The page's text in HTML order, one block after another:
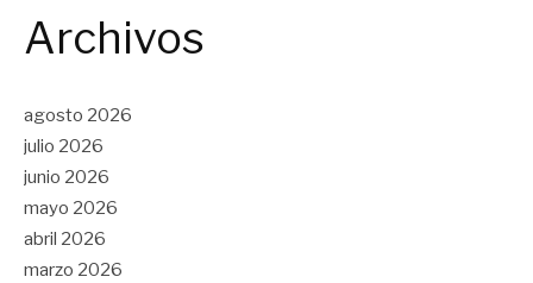
Archivos
agosto 2026
julio 2026
junio 2026
mayo 2026
abril 2026
marzo 2026